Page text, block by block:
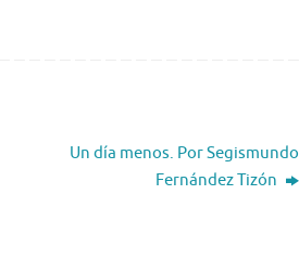
Un día menos. Por Segismundo
Fernández Tizón